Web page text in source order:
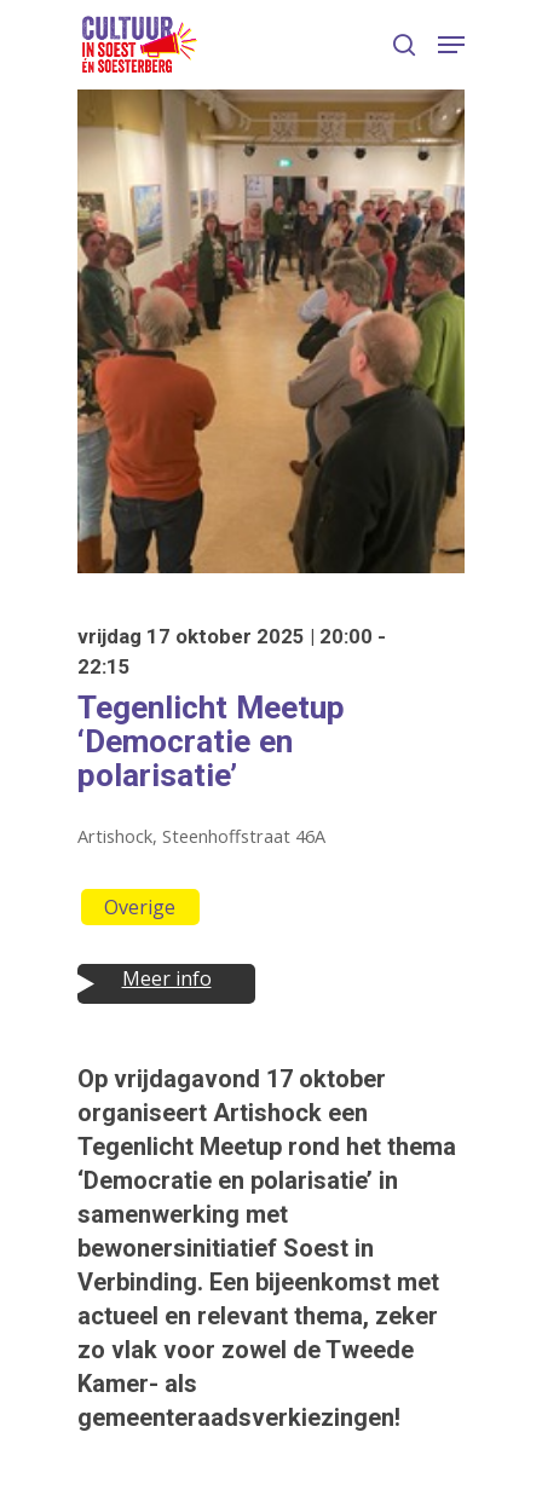
of ESC om te sluiten
vrijdag 17 oktober 2025 | 20:00 -
22:15
Tegenlicht Meetup
‘Democratie en
polarisatie’
Artishock, Steenhoffstraat 46A
Overige
Meer info
Op vrijdagavond 17 oktober
organiseert Artishock een
Tegenlicht Meetup rond het thema
‘Democratie en polarisatie’ in
samenwerking met
bewonersinitiatief Soest in
Verbinding. Een bijeenkomst met
actueel en relevant thema, zeker
zo vlak voor zowel de Tweede
Kamer- als
gemeenteraadsverkiezingen!